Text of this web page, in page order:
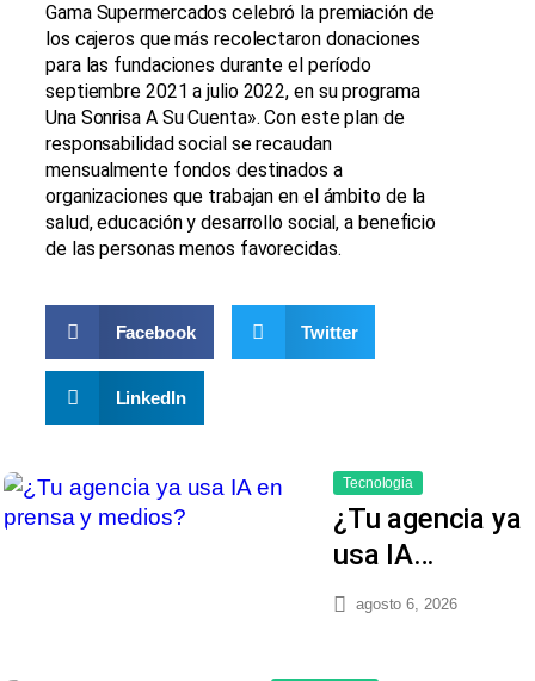
Gama Supermercados celebró la premiación de
los cajeros que más recolectaron donaciones
para las fundaciones durante el período
septiembre 2021 a julio 2022, en su programa
Una Sonrisa A Su Cuenta». Con este plan de
responsabilidad social se recaudan
mensualmente fondos destinados a
organizaciones que trabajan en el ámbito de la
salud, educación y desarrollo social, a beneficio
de las personas menos favorecidas.
Facebook Twitter
LinkedIn
Tecnologia
¿Tu agencia ya
usa IA…
agosto 6, 2026